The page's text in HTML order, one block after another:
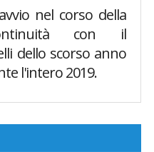
nel corso della
con il
dello scorso anno
l'intero 2019.